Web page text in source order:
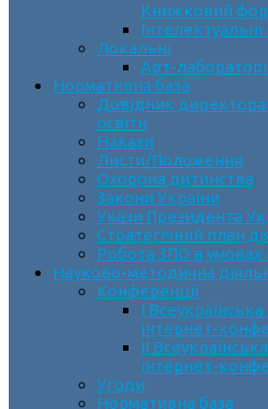
Книжковий
Інтелектуальні
Локальні
Арт-
Нормативна база
Довідник директора
освіти
Накази
Листи/Положення
Охорона дитинства
Закони України
Укази Президента
Стратегічний план
Робота ЗПО в умовах
Науково-методична
Конференції
І
інтернет-
ІІ
інтернет-
Угоди
Нормативна база